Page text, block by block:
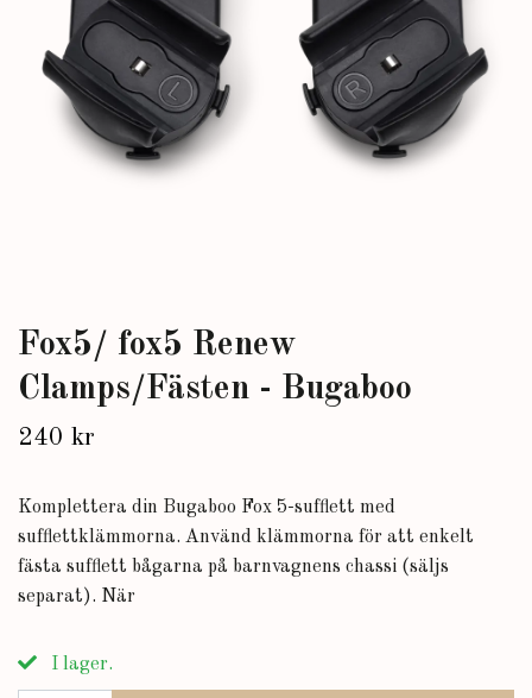
Fox5/ fox5 Renew
Clamps/Fästen - Bugaboo
240 kr
Komplettera din Bugaboo Fox 5-sufflett med
sufflettklämmorna. Använd klämmorna för att enkelt
fästa sufflett bågarna på barnvagnens chassi (säljs
separat). När
I lager.